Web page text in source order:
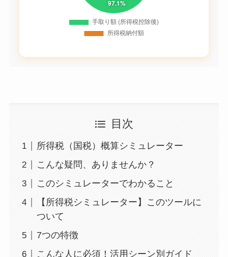
目次
所得税（国税）概算シミュレーター
こんな疑問、ありませんか？
このシミュレーターでわかること
【所得税シミュレーター】このツールに
ついて
7つの特徴
こんな人に必須！活用シーン別ガイド